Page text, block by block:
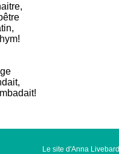
Le site d'Anna